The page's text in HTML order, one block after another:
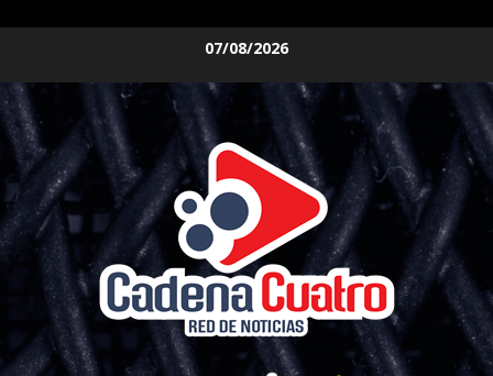
contenido
07/08/2026